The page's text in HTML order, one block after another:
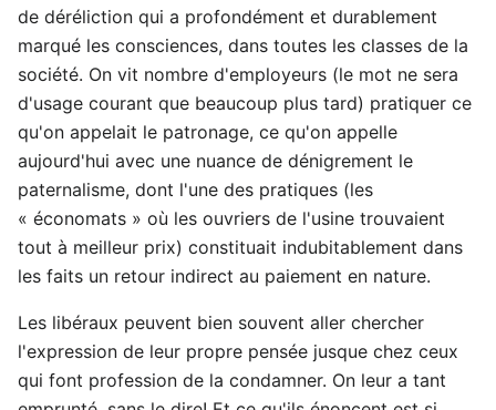
de déréliction qui a profondément et durablement
marqué les consciences, dans toutes les classes de la
société. On vit nombre d'employeurs (le mot ne sera
d'usage courant que beaucoup plus tard) pratiquer ce
qu'on appelait le patronage, ce qu'on appelle
aujourd'hui avec une nuance de dénigrement le
paternalisme, dont l'une des pratiques (les
« économats » où les ouvriers de l'usine trouvaient
tout à meilleur prix) constituait indubitablement dans
les faits un retour indirect au paiement en nature.
Les libéraux peuvent bien souvent aller chercher
l'expression de leur propre pensée jusque chez ceux
qui font profession de la condamner. On leur a tant